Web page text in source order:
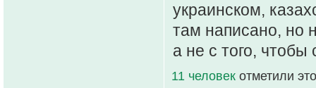
украинском,
там написано, но
а не с того,
11 человек отметили